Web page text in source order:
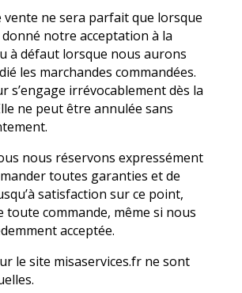
vente ne sera parfait que lorsque
notre acceptation à la
à défaut lorsque nous aurons
les marchandes commandées.
s’engage irrévocablement dès la
ne peut être annulée sans
nous réservons expressément
toutes garanties et de
satisfaction sur ce point,
toute commande, même si nous
acceptée.
le site misaservices.fr ne sont